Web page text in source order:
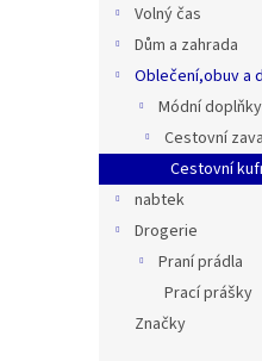
Volný čas
Dům a zahrada
Oblečení,obuv a
Módní doplňky
Cestovní
Cestovní
nabtek
Drogerie
Praní prádla
Prací prášky
Značky